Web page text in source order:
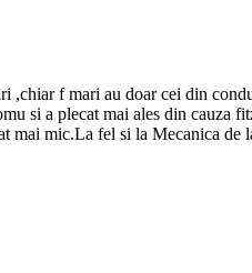
,chiar f mari au doar cei din
si a plecat mai ales din cauza
mai mic.La fel si la Mecanica de